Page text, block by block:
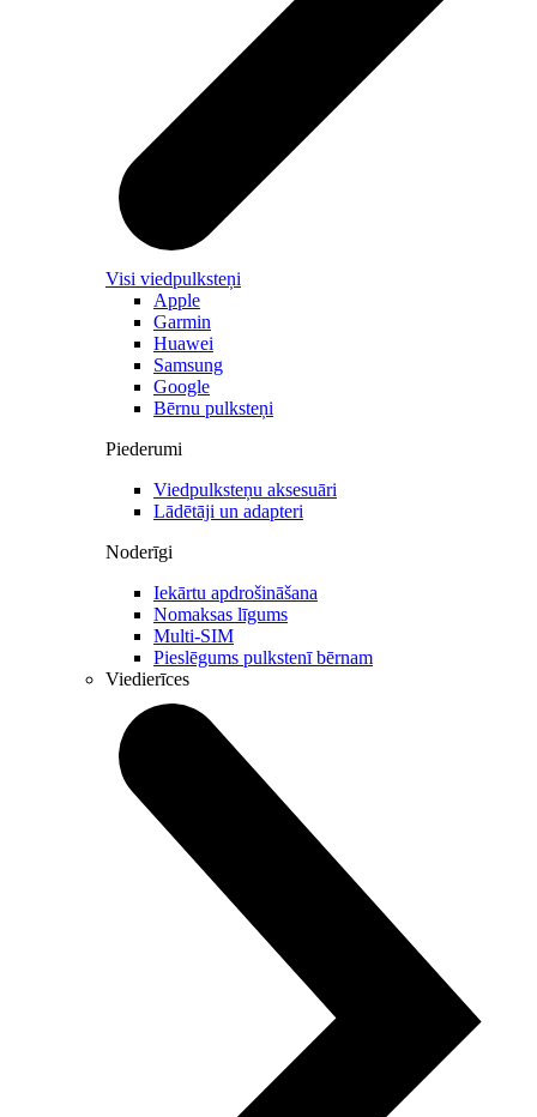
Visi viedpulksteņi
Apple
Garmin
Huawei
Samsung
Google
Bērnu pulksteņi
Piederumi
Viedpulksteņu aksesuāri
Lādētāji un adapteri
Noderīgi
Iekārtu apdrošināšana
Nomaksas līgums
Multi-SIM
Pieslēgums pulkstenī bērnam
Viedierīces